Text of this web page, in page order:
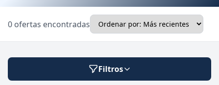
Ubicación
0 ofertas encontradas
Filtros